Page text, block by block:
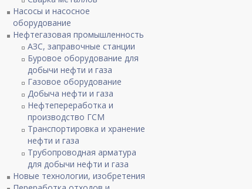
Насосы и насосное
оборудование
Нефтегазовая промышленность
АЗС, заправочные станции
Буровое оборудование для
добычи нефти и газа
Газовое оборудование
Добыча нефти и газа
Нефтепереработка и
производство ГСМ
Транспортировка и хранение
нефти и газа
Трубопроводная арматура
для добычи нефти и газа
Новые технологии, изобретения